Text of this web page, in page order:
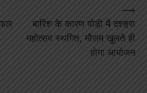
बारिश के कारण पोड़ी में दशहरा
महोत्सव स्थगित, मौसम खुलते ही
होगा आयोजन
⟶